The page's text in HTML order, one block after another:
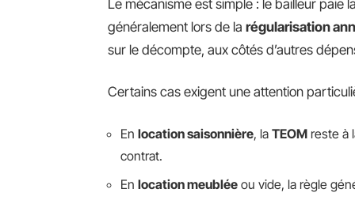
Le mécanisme est simple : le bailleur paie
généralement lors de la régularisation
sur le décompte, aux côtés d’autres
Certains cas exigent une attention
En location saisonnière, la TEOM reste à
contrat.
En location meublée ou vide, la règle